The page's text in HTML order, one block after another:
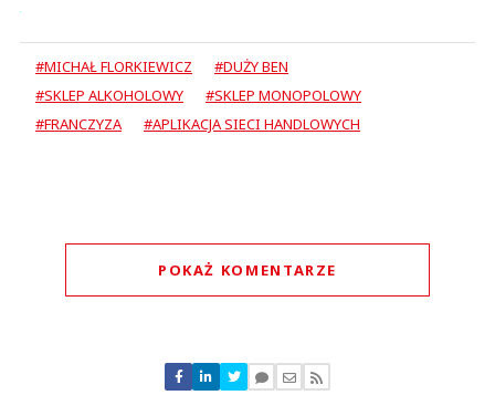
#MICHAŁ FLORKIEWICZ
#DUŻY BEN
#SKLEP ALKOHOLOWY
#SKLEP MONOPOLOWY
#FRANCZYZA
#APLIKACJA SIECI HANDLOWYCH
POKAŻ KOMENTARZE
Nie znaleziono komentarzy
Zostaw swoje komentarze